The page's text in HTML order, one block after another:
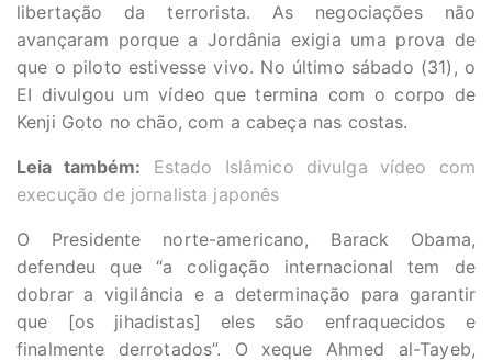
libertação da terrorista. As negociações não
avançaram porque a Jordânia exigia uma prova de
que o piloto estivesse vivo. No último sábado (31), o
EI divulgou um vídeo que termina com o corpo de
Kenji Goto no chão, com a cabeça nas costas.
Leia também:
Estado Islâmico divulga vídeo com
execução de jornalista japonês
O Presidente norte-americano, Barack Obama,
defendeu que “a coligação internacional tem de
dobrar a vigilância e a determinação para garantir
que [os jihadistas] eles são enfraquecidos e
finalmente derrotados”. O xeque Ahmed al-Tayeb,